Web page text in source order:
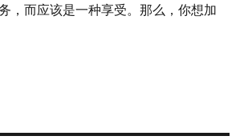
，而应该是一种享受。那么，你想加